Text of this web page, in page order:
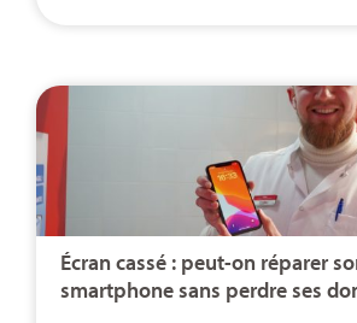
Écran cassé : peut-on réparer
smartphone sans perdre ses